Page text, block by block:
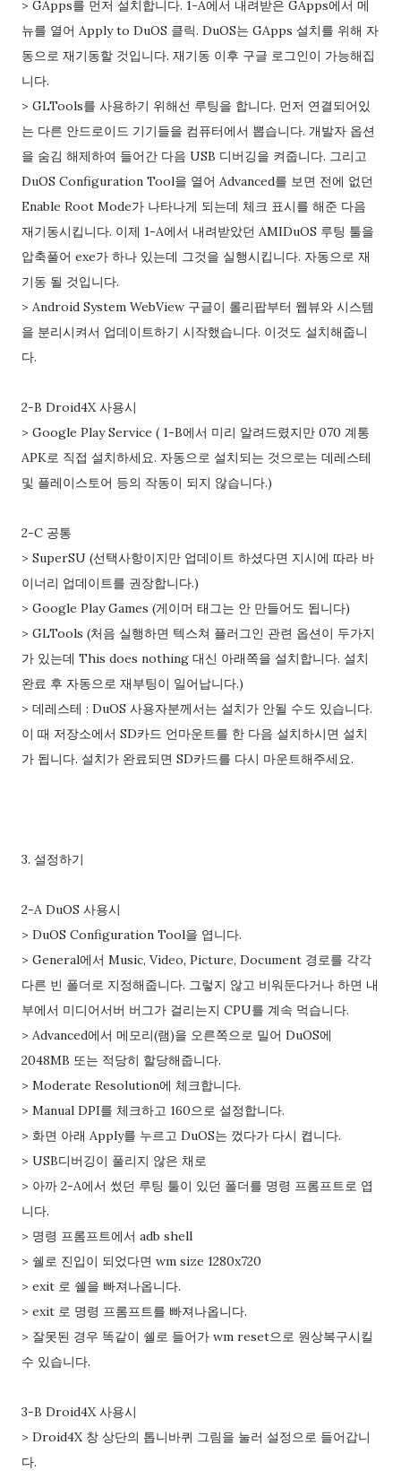
> GApps를 먼저 설치합니다. 1-A에서 내려받은 GApps에서 메
뉴를 열어 Apply to DuOS 클릭. DuOS는 GApps 설치를 위해 자
동으로 재기동할 것입니다. 재기동 이후 구글 로그인이 가능해집
니다.
> GLTools를 사용하기 위해선 루팅을 합니다. 먼저 연결되어있
는 다른 안드로이드 기기들을 컴퓨터에서 뽑습니다. 개발자 옵션
을 숨김 해제하여 들어간 다음 USB 디버깅을 켜줍니다. 그리고
DuOS Configuration Tool을 열어 Advanced를 보면 전에 없던
Enable Root Mode가 나타나게 되는데 체크 표시를 해준 다음
재기동시킵니다. 이제 1-A에서 내려받았던 AMIDuOS 루팅 툴을
압축풀어 exe가 하나 있는데 그것을 실행시킵니다. 자동으로 재
기동 될 것입니다.
> Android System WebView 구글이 롤리팝부터 웹뷰와 시스템
을 분리시켜서 업데이트하기 시작했습니다. 이것도 설치해줍니
다.
2-B Droid4X 사용시
> Google Play Service ( 1-B에서 미리 알려드렸지만 070 계통
APK로 직접 설치하세요. 자동으로 설치되는 것으로는 데레스테
및 플레이스토어 등의 작동이 되지 않습니다.)
2-C 공통
> SuperSU (선택사항이지만 업데이트 하셨다면 지시에 따라 바
이너리 업데이트를 권장합니다.)
> Google Play Games (게이머 태그는 안 만들어도 됩니다)
> GLTools (처음 실행하면 텍스쳐 플러그인 관련 옵션이 두가지
가 있는데 This does nothing 대신 아래쪽을 설치합니다. 설치
완료 후 자동으로 재부팅이 일어납니다.)
> 데레스테 : DuOS 사용자분께서는 설치가 안될 수도 있습니다.
이 때 저장소에서 SD카드 언마운트를 한 다음 설치하시면 설치
가 됩니다. 설치가 완료되면 SD카드를 다시 마운트해주세요.
3. 설정하기
2-A DuOS 사용시
> DuOS Configuration Tool을 엽니다.
> General에서 Music, Video, Picture, Document 경로를 각각
다른 빈 폴더로 지정해줍니다. 그렇지 않고 비워둔다거나 하면 내
부에서 미디어서버 버그가 걸리는지 CPU를 계속 먹습니다.
> Advanced에서 메모리(램)을 오른쪽으로 밀어 DuOS에
2048MB 또는 적당히 할당해줍니다.
> Moderate Resolution에 체크합니다.
> Manual DPI를 체크하고 160으로 설정합니다.
> 화면 아래 Apply를 누르고 DuOS는 껐다가 다시 켭니다.
> USB디버깅이 풀리지 않은 채로
> 아까 2-A에서 썼던 루팅 툴이 있던 폴더를 명령 프롬프트로 엽
니다.
> 명령 프롬프트에서 adb shell
> 쉘로 진입이 되었다면 wm size 1280x720
> exit 로 쉘을 빠져나옵니다.
> exit 로 명령 프롬프트를 빠져나옵니다.
> 잘못된 경우 똑같이 쉘로 들어가 wm reset으로 원상복구시킬
수 있습니다.
3-B Droid4X 사용시
> Droid4X 창 상단의 톱니바퀴 그림을 눌러 설정으로 들어갑니
다.